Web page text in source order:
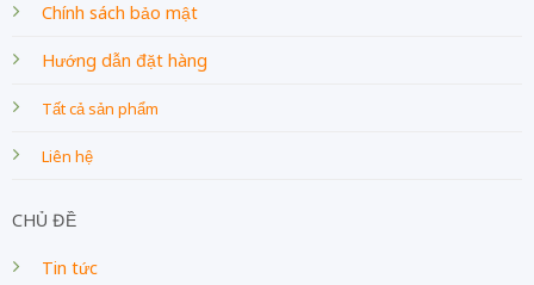
Chính sách bảo mật
Hướng dẫn đặt hàng
Tất cả sản phẩm
Liên hệ
CHỦ ĐỀ
Tin tức